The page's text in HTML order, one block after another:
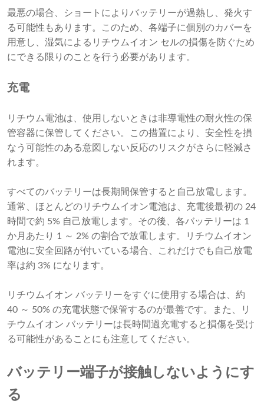
最悪の場合、ショートによりバッテリーが過熱し、発火す
る可能性もあります。このため、各端子に個別のカバーを
用意し、湿気によるリチウムイオン セルの損傷を防ぐため
にできる限りのことを行う必要があります。
充電
リチウム電池は、使用しないときは非導電性の耐火性の保
管容器に保管してください。この措置により、安全性を損
なう可能性のある意図しない反応のリスクがさらに軽減さ
れます。
すべてのバッテリーは長期間保管すると自己放電します。
通常、ほとんどのリチウムイオン電池は、充電後最初の 24
時間で約 5% 自己放電します。その後、各バッテリーは 1
か月あたり 1 ～ 2% の割合で放電します。リチウムイオン
電池に安全回路が付いている場合、これだけでも自己放電
率は約 3% になります。
リチウムイオン バッテリーをすぐに使用する場合は、約
40 ～ 50% の充電状態で保管するのが最善です。また、リ
チウムイオン バッテリーは長時間過充電すると損傷を受け
る可能性があることにも注意してください。
バッテリー端子が接触しないようにす
る